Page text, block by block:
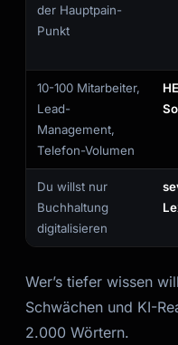
der Hauptpain-
Punkt
10-100 Mitarbeiter,
Lead-
Management,
Telefon-Volumen
Du willst nur
Buchhaltung
digitalisieren
Wer’s tiefer wissen
Schwächen und KI-
2.000 Wörtern.